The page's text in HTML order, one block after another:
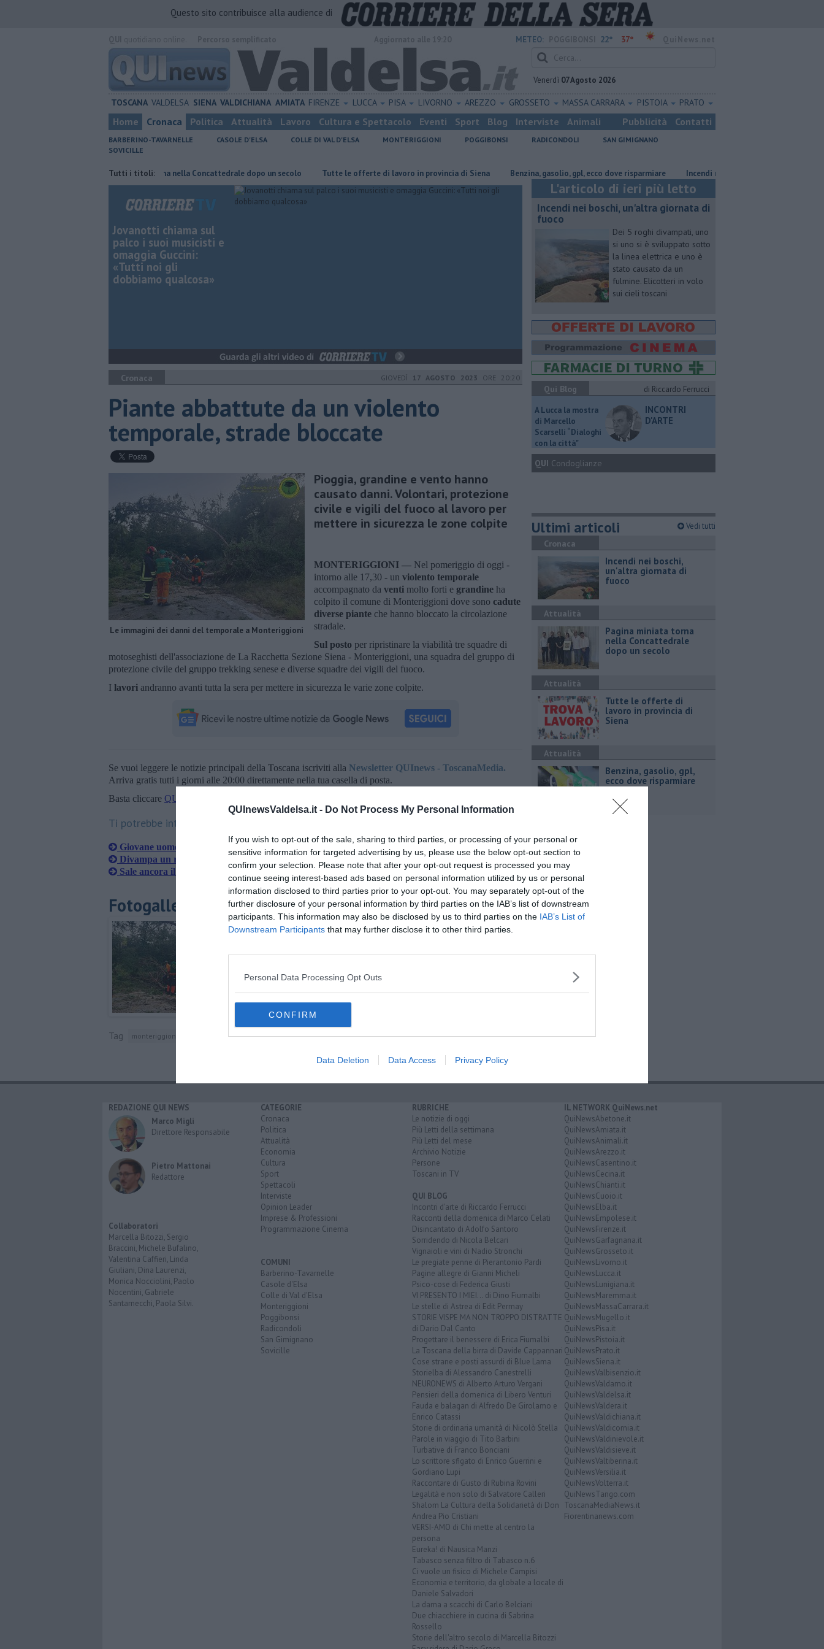
QUInewsValdelsa.it - Do Not Process My Personal Information
If you wish to opt-out of the sale, sharing to third parties, or processing of your personal or
sensitive information for targeted advertising by us, please use the below opt-out section to
confirm your selection. Please note that after your opt-out request is processed you may
continue seeing interest-based ads based on personal information utilized by us or personal
information disclosed to third parties prior to your opt-out. You may separately opt-out of the
further disclosure of your personal information by third parties on the IAB’s list of downstream
participants. This information may also be disclosed by us to third parties on the IAB’s List of
Downstream Participants that may further disclose it to other third parties.
Personal Data Processing Opt Outs
CONFIRM
Data Deletion Data Access Privacy Policy
Questo sito contribuisce alla audience di
METEO: 22° 37°
Venerdì 07 Agosto 2026
TOSCANA VALDELSA SIENA VALDICHIANA AMIATA FIRENZE LUCCA PISA LIVORNO AREZZO GROSSETO MASSA CARRARA PISTOIA PRATO
Home Cronaca Politica Attualità Lavoro Cultura e Spettacolo Eventi Sport Blog Interviste Animali Pubblicità Contatti
BARBERINO-TAVARNELLE CASOLE D'ELSA COLLE DI VAL D'ELSA MONTERIGGIONI POGGIBONSI RADICONDOLI
SAN GIMIGNANO
SOVICILLE
Tutti i titoli:
Pagina miniata torna nella Concattedrale dopo un secolo ​Tutte le offerte di lavoro in provincia di Siena ​Benzina, gasolio, gpl, ecco dove risparmiare Incendi nei boschi, un'altra giornata di fuoco
Jovanotti chiama sul
palco i suoi musicisti e
omaggia Guccini:
«Tutti noi gli
dobbiamo qualcosa»
Cronaca GIOVEDÌ 17 AGOSTO 2023 ORE 20:20
Piante abbattute da un violento
temporale, strade bloccate
Le immagini dei danni del temporale a Monteriggioni
Pioggia, grandine e vento hanno
causato danni. Volontari, protezione
civile e vigili del fuoco al lavoro per
mettere in sicurezza le zone colpite
MONTERIGGIONI — Nel pomeriggio di oggi -
intorno alle 17,30 - un violento temporale
accompagnato da venti molto forti e grandine ha
colpito il comune di Monteriggioni dove sono cadute
diverse piante che hanno bloccato la circolazione
stradale.
Sul posto per ripristinare la viabilità tre squadre di
motoseghisti dell'associazione de La Racchetta Sezione Siena - Monteriggioni, una squadra del gruppo di
protezione civile del gruppo trekking senese e diverse squadre dei vigili del fuoco.
I lavori andranno avanti tutta la sera per mettere in sicurezza le varie zone colpite.
Se vuoi leggere le notizie principali della Toscana iscriviti alla Newsletter QUInews - ToscanaMedia.
Arriva gratis tutti i giorni alle 20:00 direttamente nella tua casella di posta.
Basta cliccare QUI
Ti potrebbe interessare anche:
Giovane uomo muore nelle acque del fiume
Divampa un rogo, bruciano 13 ettari di vegetazione
Sale ancora il prezzo della benzina in autostrada
Fotogallery
Tag monteriggioni protezione civile siena
L'articolo di ieri più letto
Incendi nei boschi, un'altra giornata di
fuoco
Dei 5 roghi divampati, uno
si uno si è sviluppato sotto
la linea elettrica e uno è
stato causato da un
fulmine. Elicotteri in volo
sui cieli toscani
Qui Blog
di Riccardo Ferrucci
A Lucca la mostra
di Marcello
Scarselli “Dialoghi
con la città"
INCONTRI
D'ARTE
QUI Condoglianze
Ultimi articoli Vedi tutti
Cronaca
Incendi nei boschi,
un'altra giornata di
fuoco
Attualità
Pagina miniata torna
nella Concattedrale
dopo un secolo
Attualità
​Tutte le offerte di
lavoro in provincia di
Siena
Attualità
​Benzina, gasolio, gpl,
ecco dove risparmiare
REDAZIONE QUI NEWS
Marco Migli
Direttore Responsabile
Pietro Mattonai
Redattore
Collaboratori
Marcella Bitozzi, Sergio
Braccini, Michele Bufalino,
Valentina Caffieri, Linda
Giuliani, Dina Laurenzi,
Monica Nocciolini, Paolo
Nocentini, Gabriele
Santarnecchi, Paola Silvi.
CATEGORIE
Cronaca
Politica
Attualità
Economia
Cultura
Sport
Spettacoli
Interviste
Opinion Leader
Imprese & Professioni
Programmazione Cinema
COMUNI
Barberino-Tavarnelle
Casole d'Elsa
Colle di Val d'Elsa
Monteriggioni
Poggibonsi
Radicondoli
San Gimignano
Sovicille
RUBRICHE
Le notizie di oggi
Più Letti della settimana
Più Letti del mese
Archivio Notizie
Persone
Toscani in TV
QUI BLOG
Incontri d'arte di Riccardo Ferrucci
Racconti della domenica di Marco Celati
Disincantato di Adolfo Santoro
Sorridendo di Nicola Belcari
Vignaioli e vini di Nadio Stronchi
Le pregiate penne di Pierantonio Pardi
Pagine allegre di Gianni Micheli
Psico-cose di Federica Giusti
VI PRESENTO I MIEI... di Dino Fiumalbi
Le stelle di Astrea di Edit Permay
STORIE VISPE MA NON TROPPO DISTRATTE
di Dario Dal Canto
Progettare il benessere di Erica Fiumalbi
La Toscana della birra di Davide Cappannari
Cose strane e posti assurdi di Blue Lama
Storielba di Alessandro Canestrelli
NEURONEWS di Alberto Arturo Vergani
Pensieri della domenica di Libero Venturi
Fauda e balagan di Alfredo De Girolamo e
Enrico Catassi
Storie di ordinaria umanità di Nicolò Stella
Parole in viaggio di Tito Barbini
Turbative di Franco Bonciani
Lo scrittore sfigato di Enrico Guerrini e
Gordiano Lupi
Raccontare di Gusto di Rubina Rovini
Legalità e non solo di Salvatore Calleri
Shalom La Cultura della Solidarietà di Don
Andrea Pio Cristiani
VERSI-AMO di Chi mette al centro la
persona
Eureka! di Nausica Manzi
Tabasco senza filtro di Tabasco n.6
Ci vuole un fisico di Michele Campisi
Economia e territorio, da globale a locale di
Daniele Salvadori
La dama a scacchi di Carlo Belciani
Due chiacchiere in cucina di Sabrina
Rossello
Storie dell'altro secolo di Marcella Bitozzi
IL NETWORK QuiNews.net
QuiNewsAbetone.it
QuiNewsAmiata.it
QuiNewsAnimali.it
QuiNewsArezzo.it
QuiNewsCasentino.it
QuiNewsCecina.it
QuiNewsChianti.it
QuiNewsCuoio.it
QuiNewsElba.it
QuiNewsEmpolese.it
QuiNewsFirenze.it
QuiNewsGarfagnana.it
QuiNewsGrosseto.it
QuiNewsLivorno.it
QuiNewsLucca.it
QuiNewsLunigiana.it
QuiNewsMaremma.it
QuiNewsMassaCarrara.it
QuiNewsMugello.it
QuiNewsPisa.it
QuiNewsPistoia.it
QuiNewsPrato.it
QuiNewsSiena.it
QuiNewsValbisenzio.it
QuiNewsValdarno.it
QuiNewsValdelsa.it
QuiNewsValdera.it
QuiNewsValdichiana.it
QuiNewsValdicornia.it
QuiNewsValdinievole.it
QuiNewsValdisieve.it
QuiNewsValtiberina.it
QuiNewsVersilia.it
QuiNewsVolterra.it
QuiNewsTango.com
ToscanaMediaNews.it
Fiorentinanews.com